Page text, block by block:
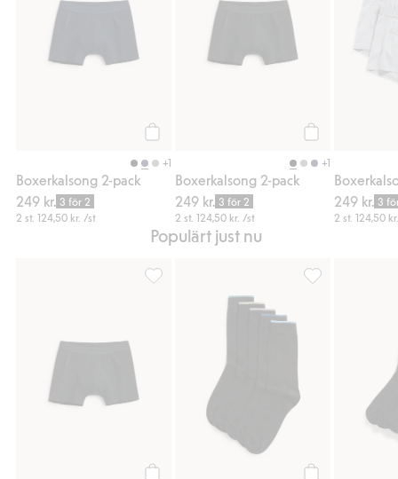
+1
Boxerkalsong 2-pack
249 kr. 3 för 2
2 st. 124,50 kr. /st
+1
Boxerkalsong 2-pack
249 kr. 3 för 2
2 st.124,50 kr. /st
249 kr. 3
2 st.124,50
Populärt just nu
Boxerkalsong 2-pack, Lägg till i favoriter